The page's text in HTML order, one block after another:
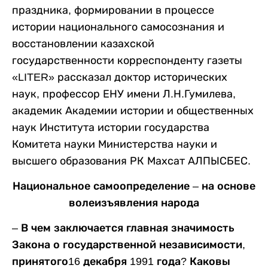
праздника, формировании в процессе
истории национального самосознания и
восстановлении казахской
государственности корреспонденту газеты
«LITER» рассказал доктор исторических
наук, профессор ЕНУ имени Л.Н.Гумилева,
академик Академии истории и общественных
наук Института истории государства
Комитета науки Министерства науки и
высшего образования РК Махсат АЛПЫСБЕС.
Национальное самоопределение – на основе
волеизъявления народа
– В чем заключается главная значимость
Закона о государственной независимости,
принятого16 декабря 1991 года? Каковы